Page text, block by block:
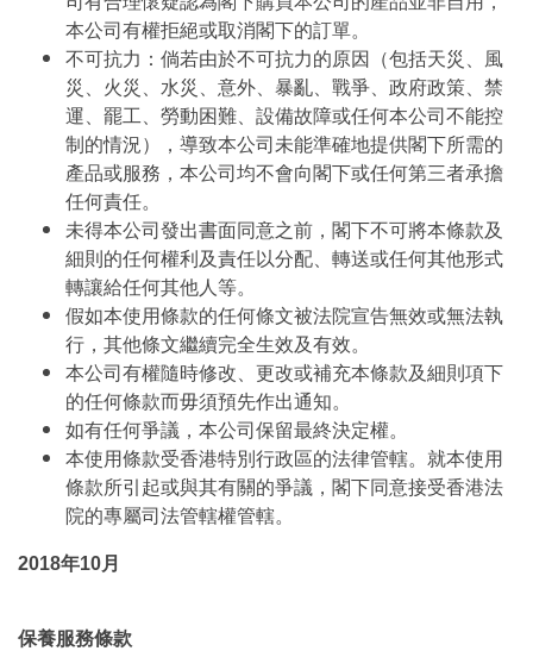
本公司有權拒絕或取消閣下的訂單。
不可抗力：倘若由於不可抗力的原因（包括天災、風
災、火災、水災、意外、暴亂、戰爭、政府政策、禁
運、罷工、勞動困難、設備故障或任何本公司不能控
制的情況），導致本公司未能準確地提供閣下所需的
產品或服務，本公司均不會向閣下或任何第三者承擔
任何責任。
未得本公司發出書面同意之前，閣下不可將本條款及
細則的任何權利及責任以分配、轉送或任何其他形式
轉讓給任何其他人等。
假如本使用條款的任何條文被法院宣告無效或無法執
行，其他條文繼續完全生效及有效。
本公司有權隨時修改、更改或補充本條款及細則項下
的任何條款而毋須預先作出通知。
如有任何爭議，本公司保留最終決定權。
本使用條款受香港特別行政區的法律管轄。就本使用
條款所引起或與其有關的爭議，閣下同意接受香港法
院的專屬司法管轄權管轄。
2018年10月
保養服務條款